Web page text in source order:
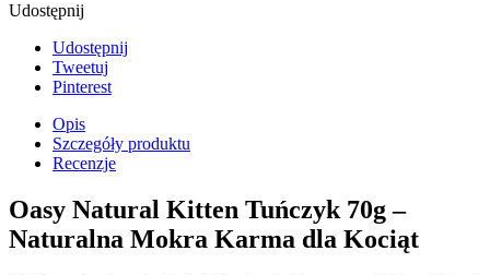
Udostępnij
Udostępnij
Tweetuj
Pinterest
Opis
Szczegóły produktu
Recenzje
Oasy Natural Kitten Tuńczyk 70g –
Naturalna Mokra Karma dla Kociąt